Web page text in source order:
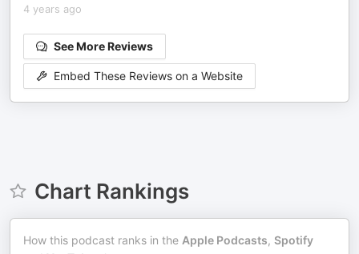
4 years ago
See More Reviews
Embed These Reviews on a Website
Chart Rankings
How this podcast ranks in the Apple Podcasts, Spotify